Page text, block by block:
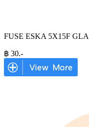
FUSE ESKA 5X15F
฿ 30.-